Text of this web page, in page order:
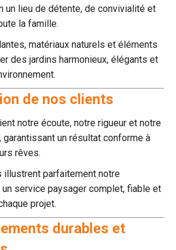
un lieu de détente, de convivialité et
la famille.
matériaux naturels et éléments
des jardins harmonieux, élégants et
de nos clients
notre écoute, notre rigueur et notre
un résultat conforme à
rêves.
illustrent parfaitement notre
service paysager complet, fiable et
projet.
durables et